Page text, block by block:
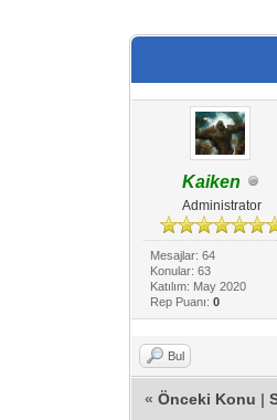
Kaiken
Administrator
Mesajlar: 64
Konular: 63
Katılım: May 2020
Rep Puanı:0
Bul
« Önceki Konu |